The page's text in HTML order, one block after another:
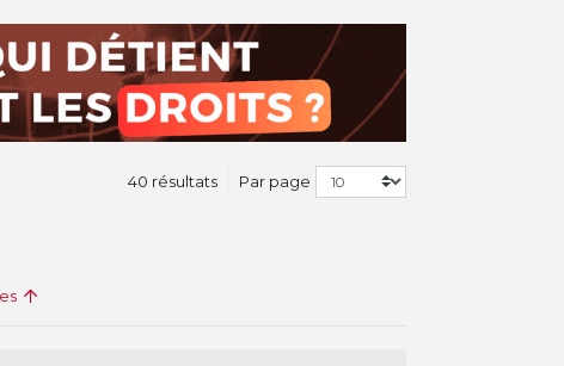
40 résultats Par page